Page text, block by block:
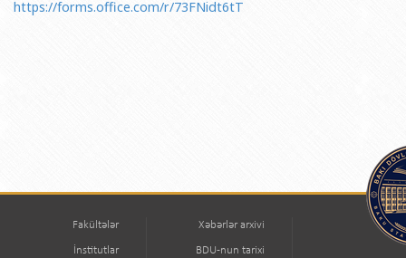
BDU-nun Nəşr Evi
https://forms.office.com/r/73FNidt6tT
Fakültələr
İnstitutlar
Xəbərlər arxivi
BDU-nun tarixi